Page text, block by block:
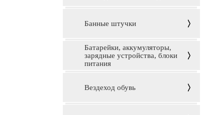
Банные штучки
Батарейки, аккумуляторы,
зарядные устройства, блоки
питания
Вездеход обувь